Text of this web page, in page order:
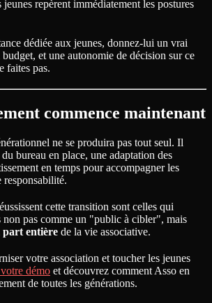
repèrent immédiatement les postures
dédiée aux jeunes, donnez-lui un vrai
et une autonomie de décision sur ce
faites pas.
commence maintenant
ne se produira pas tout seul. Il
bureau en place, une adaptation des
en temps pour accompagner les
responsabilité.
cette transition sont celles qui
non pas comme un "public à cibler", mais
part entière de la vie associative.
votre association et toucher les jeunes
démo et découvrez comment Asso en
de toutes les générations.